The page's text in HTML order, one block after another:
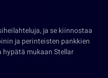
ja se kiinnostaa
ja perinteisten pankkien
hypätä mukaan Stellar